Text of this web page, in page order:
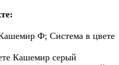
Ф; Система в цвете
Кашемир серый